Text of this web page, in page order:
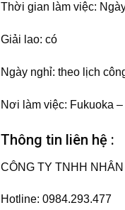
Thời gian làm việc:
Giải lao: có
Ngày nghỉ: theo lịch
Nơi làm việc: Fukuoka
Thông tin liên hệ :
CÔNG TY TNHH
Hotline: 0984.293.477